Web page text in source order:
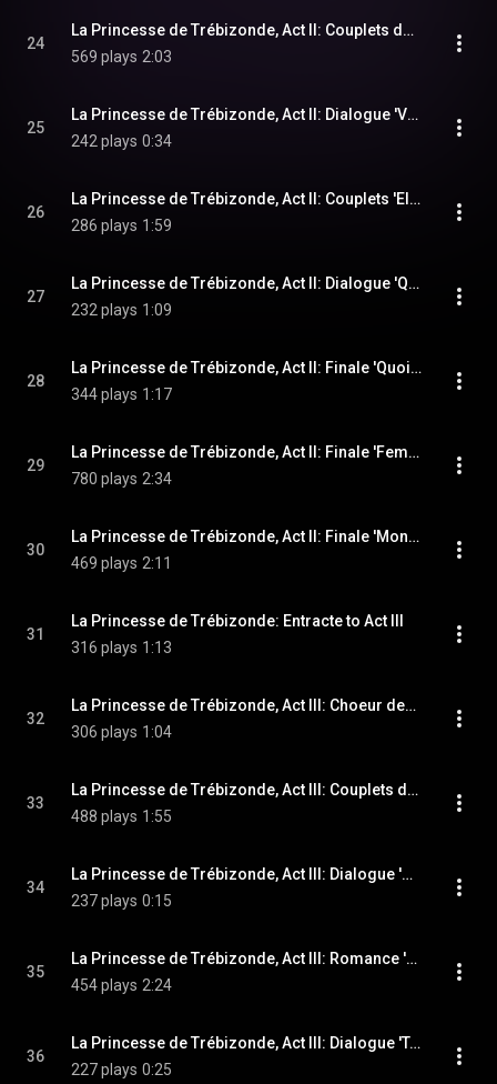
24
La Princesse de Trébizonde, Act II: Couplets de la canne 'Me maquille-je comme on dit' (Casimir)
569 plays 2:03
25
La Princesse de Trébizonde, Act II: Dialogue 'Vous etes bien connu, Prince' (Sparadrap, Casimir, Raphael)
242 plays 0:34
26
La Princesse de Trébizonde, Act II: Couplets 'Elle est peinte admirablement' (Raphael)
286 plays 1:59
27
La Princesse de Trébizonde, Act II: Dialogue 'Quand tu auras ta princesse' (Casimir, Raphael, Paola, Cabriolo)
232 plays 1:09
28
La Princesse de Trébizonde, Act II: Finale 'Quoi, c'est le prince Casimir' (Chorus, Casimir, Cabriolo, Regina, Zanetta, Tremolini, Sparadrap, Paola)
344 plays 1:17
29
La Princesse de Trébizonde, Act II: Finale 'Femme du grand Rhotomago' (Zanetta, Chorus)
780 plays 2:34
30
La Princesse de Trébizonde, Act II: Finale 'Mon bonheur est complet' (Chorus)
469 plays 2:11
31
La Princesse de Trébizonde: Entracte to Act III
316 plays 1:13
32
La Princesse de Trébizonde, Act III: Choeur des pages 'Ah quel ennui Quel sot metier' (Les pages)
306 plays 1:04
33
La Princesse de Trébizonde, Act III: Couplets des pages 'Cet enfant manquait d'audace' (Les pages)
488 plays 1:55
34
La Princesse de Trébizonde, Act III: Dialogue 'Mon papa part pour la chasse aux flambeaux' (Raphael)
237 plays 0:15
35
La Princesse de Trébizonde, Act III: Romance 'Fleur qui se fane avant d'eclore' (Raphael)
454 plays 2:24
36
La Princesse de Trébizonde, Act III: Dialogue 'Tada Nous voila en fete' (Cabriolo, Zanetta, Regina, Paola, Tremolini, Sparadrap)
227 plays 0:25